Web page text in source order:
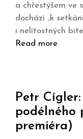
a chřestýšem ve
dochází „k
i nelítostných
Read more
Petr
podélného
premiéra)